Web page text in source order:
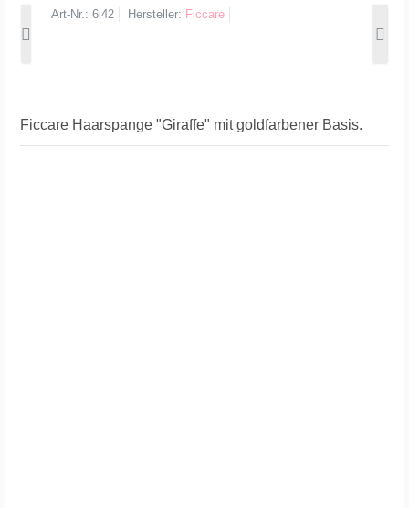
Art-Nr. 6i42 Hersteller Ficcare
Ficcare Haarspange "Giraffe" mit goldfarbener Basis.